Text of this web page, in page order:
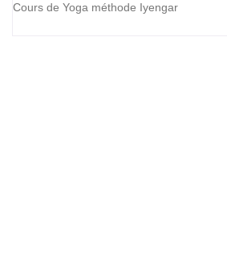
Cours de Yoga méthode Iyengar